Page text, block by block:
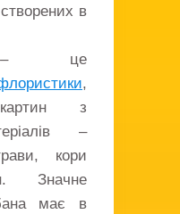
в
– це
,
картин з
–
кори
Значне
має в